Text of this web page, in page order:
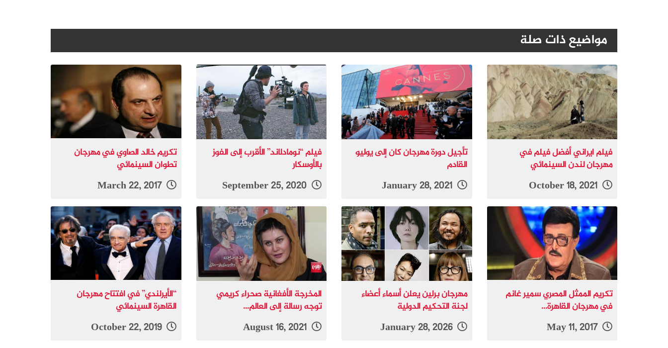
مواضيع ذات صلة
فيلم ايراني أفضل فيلم في
مهرجان لندن السينمائي
تأجيل دورة مهرجان كان إلى يوليو
القادم
January 28, 2021
فيلم “نومادلاند” الأقرب إلى الفوز
بالأوسكار
تكريم خالد الصاوي في مهرجان
تطوان السينمائي
March 22, 2017
تكريم الممثل المصري سمير غانم
في مهرجان القاهرة...
May 11, 2017
مهرجان برلين يعلن أسماء أعضاء
لجنة التحكيم الدولية
January 28, 2026
المخرجة الأفغانية صحراء كريمي
توجه رسالة إلى العالم...
“الأيرلندي” في افتتاح مهرجان
القاهرة السينمائي
October 22, 2019